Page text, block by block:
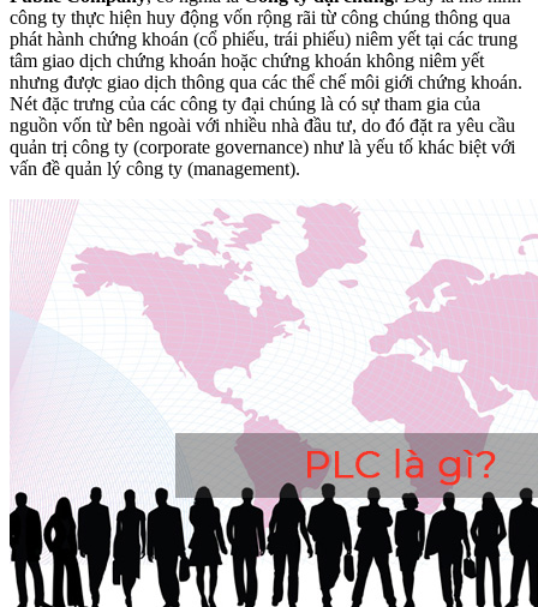
công ty thực hiện huy động vốn rộng rãi từ công chúng thông qua
phát hành chứng khoán (cổ phiếu, trái phiếu) niêm yết tại các trung
tâm giao dịch chứng khoán hoặc chứng khoán không niêm yết
nhưng được giao dịch thông qua các thể chế môi giới chứng khoán.
Nét đặc trưng của các công ty đại chúng là có sự tham gia của
nguồn vốn từ bên ngoài với nhiều nhà đầu tư, do đó đặt ra yêu cầu
quản trị công ty (corporate governance) như là yếu tố khác biệt với
vấn đề quản lý công ty (management).